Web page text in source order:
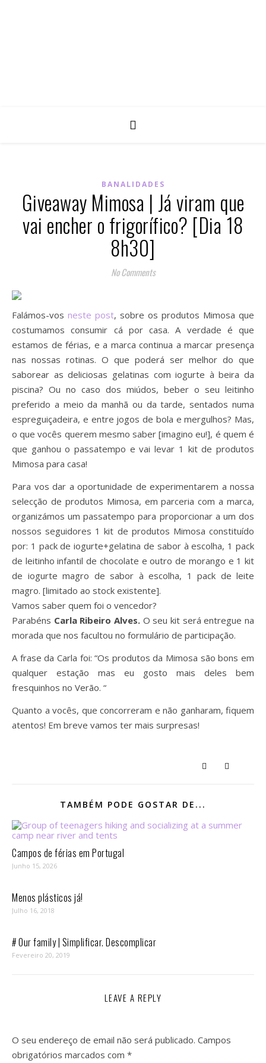
BANALIDADES
Giveaway Mimosa | Já viram que
vai encher o frigorífico? [Dia 18
8h30]
No Comments
Falámos-vos neste post, sobre os produtos Mimosa que
costumamos consumir cá por casa. A verdade é que
estamos de férias, e a marca continua a marcar presença
nas nossas rotinas. O que poderá ser melhor do que
saborear as deliciosas gelatinas com iogurte à beira da
piscina? Ou no caso dos miúdos, beber o seu leitinho
preferido a meio da manhã ou da tarde, sentados numa
espreguiçadeira, e entre jogos de bola e mergulhos? Mas,
o que vocês querem mesmo saber [imagino eu!], é quem é
que ganhou o passatempo e vai levar 1 kit de produtos
Mimosa para casa!
Para vos dar a oportunidade de experimentarem a nossa
selecção de produtos Mimosa, em parceria com a marca,
organizámos um passatempo para proporcionar a um dos
nossos seguidores 1 kit de produtos Mimosa constituído
por: 1 pack de iogurte+gelatina de sabor à escolha, 1 pack
de leitinho infantil de chocolate e outro de morango e 1 kit
de iogurte magro de sabor à escolha, 1 pack de leite
magro. [limitado ao stock existente].
Vamos saber quem foi o vencedor?
Parabéns Carla Ribeiro Alves. O seu kit será entregue na
morada que nos facultou no formulário de participação.
A frase da Carla foi: “Os produtos da Mimosa são bons em
qualquer estação mas eu gosto mais deles bem
fresquinhos no Verão. “
Quanto a vocês, que concorreram e não ganharam, fiquem
atentos! Em breve vamos ter mais surpresas!
TAMBÉM PODE GOSTAR DE...
Campos de férias em Portugal
Junho 15, 2026
Menos plásticos já!
Julho 16, 2018
# Our family | Simplificar. Descomplicar
Fevereiro 20, 2019
LEAVE A REPLY
O seu endereço de email não será publicado. Campos
obrigatórios marcados com *